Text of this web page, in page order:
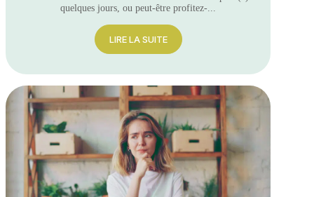
quelques jours, ou peut-être profitez-...
LIRE LA SUITE